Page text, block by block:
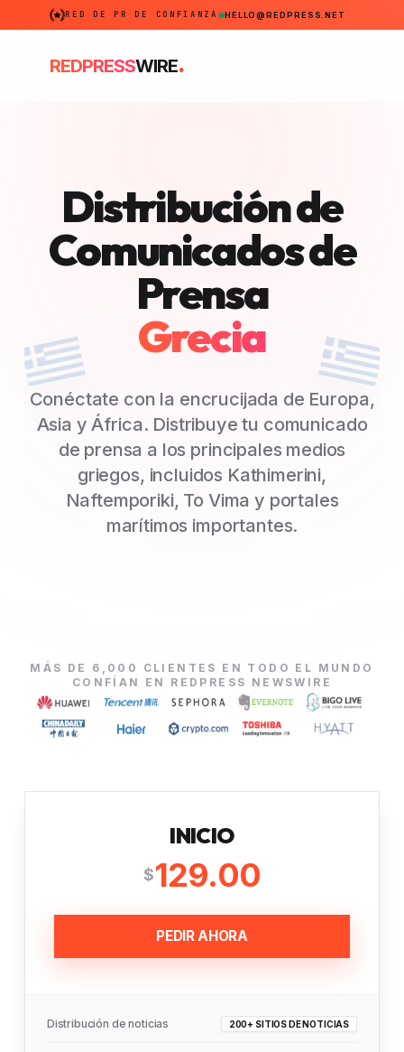
RED DE PR DE CONFIANZA HELLO@REDPRESS.NET
REDPRESSWIRE.
Distribución de
Comunicados de
Prensa
Grecia
Conéctate con la encrucijada de Europa,
Asia y África. Distribuye tu comunicado
de prensa a los principales medios
griegos, incluidos Kathimerini,
Naftemporiki, To Vima y portales
marítimos importantes.
MÁS DE 6,000 CLIENTES EN TODO EL MUNDO
CONFÍAN EN REDPRESS NEWSWIRE
INICIO
$129.00
PEDIR AHORA
Distribución de noticias 200+ SITIOS DE NOTICIAS